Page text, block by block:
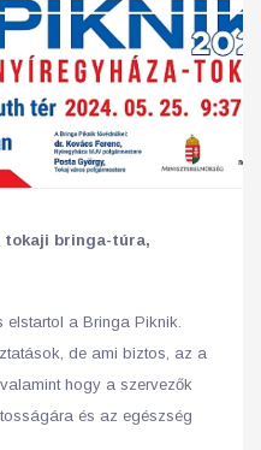
tokaji bringa-túra,
a Bringa Piknik.
de ami biztos, az a
hogy a szervezők
és az egészség